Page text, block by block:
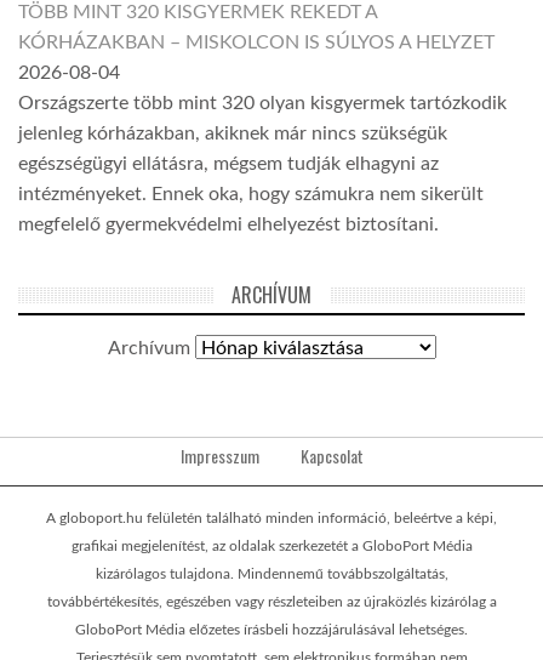
TÖBB MINT 320 KISGYERMEK REKEDT A
KÓRHÁZAKBAN – MISKOLCON IS SÚLYOS A HELYZET
2026-08-04
Országszerte több mint 320 olyan kisgyermek tartózkodik
jelenleg kórházakban, akiknek már nincs szükségük
egészségügyi ellátásra, mégsem tudják elhagyni az
intézményeket. Ennek oka, hogy számukra nem sikerült
megfelelő gyermekvédelmi elhelyezést biztosítani.
ARCHÍVUM
Archívum
Impresszum Kapcsolat
A globoport.hu felületén található minden információ, beleértve a képi,
grafikai megjelenítést, az oldalak szerkezetét a GloboPort Média
kizárólagos tulajdona. Mindennemű továbbszolgáltatás,
továbbértékesítés, egészében vagy részleteiben az újraközlés kizárólag a
GloboPort Média előzetes írásbeli hozzájárulásával lehetséges.